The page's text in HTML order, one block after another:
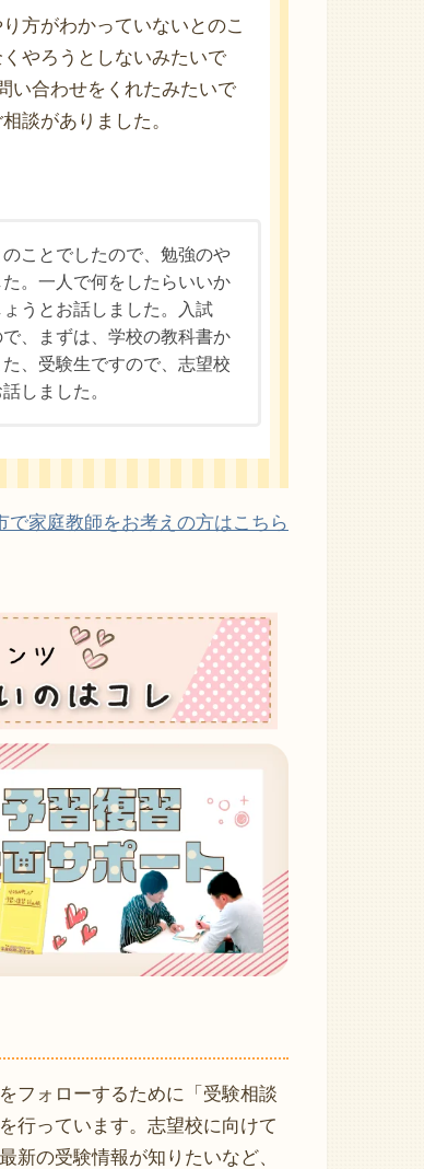
方がわかっていないとのこ
やろうとしないみたいで
い合わせをくれたみたいで
談がありました。
ことでしたので、勉強のや
。一人で何をしたらいいか
うとお話しました。入試
、まずは、学校の教科書か
、受験生ですので、志望校
しました。
で家庭教師をお考えの方はこちら
フォローするために「受験相談
行っています。志望校に向けて
新の受験情報が知りたいなど、